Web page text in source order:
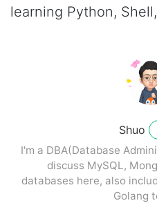
learning Python,
Shuo
I'm a DBA(Database
discuss MySQL,
databases here, also
Golang